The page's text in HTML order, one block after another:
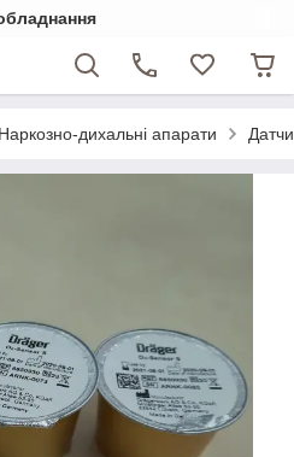
Наркозно-дихальні апарати